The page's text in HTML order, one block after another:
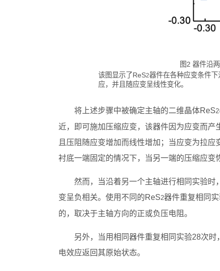
图2 器件沿
该图显示了ReS2器件在各种应变条件
应，并且随应变呈线性变化。
将上述步骤中被确定主轴的二维晶体ReS2
近，即可施加压缩应变，该器件因为应变而
且压阻随应变增加而线性增加；当应变为拉
衬底一端固定的情况下，当另一端的压缩应
然而，当沿着另一个主轴进行相同实验
变呈负相关。使用不同的ReS2器件重复相同
的，取决于主轴方向的正或负压电阻。
另外，当用相同器件重复相同实验28次
电效应返回其原始状态。